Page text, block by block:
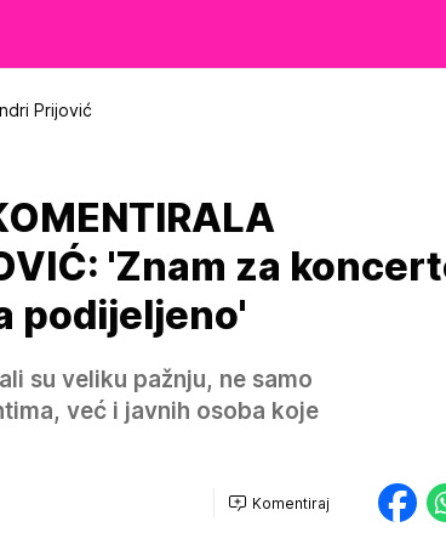
Prijović
'Znam za
podijeljeno'
su veliku pažnju, ne samo
već i javnih osoba koje
Komentiraj